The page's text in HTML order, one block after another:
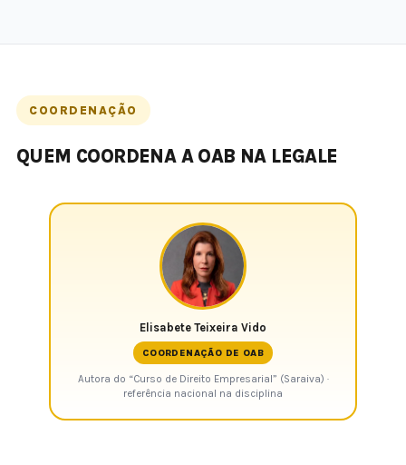
COORDENAÇÃO
QUEM COORDENA A OAB NA LEGALE
Elisabete Teixeira Vido
COORDENAÇÃO DE OAB
Autora do “Curso de Direito Empresarial” (Saraiva) ·
referência nacional na disciplina